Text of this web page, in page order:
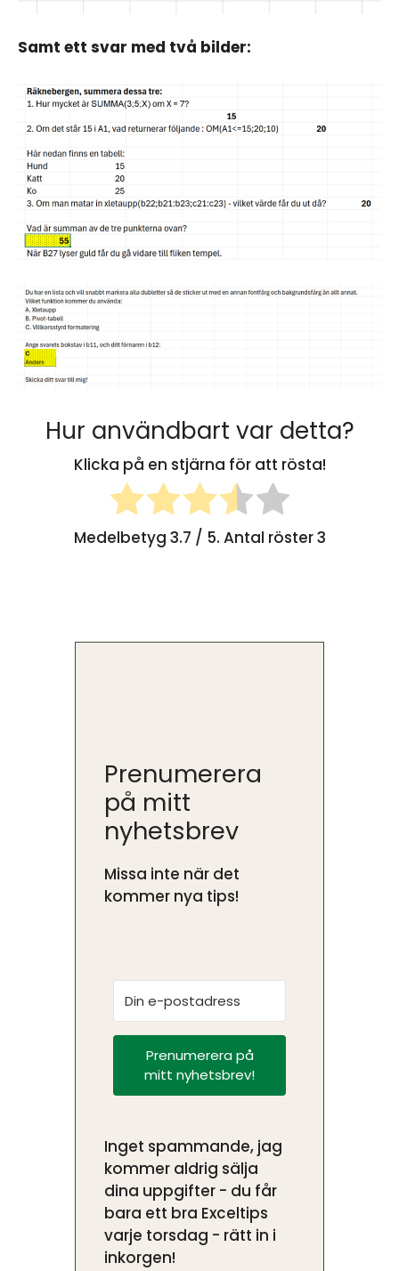
Samt ett svar med två bilder:
Hur användbart var detta?
Klicka på en stjärna för att rösta!
Medelbetyg 3.7 / 5. Antal röster3
Prenumerera
på mitt
nyhetsbrev
Missa inte när det
kommer nya tips!
Prenumerera på
mitt nyhetsbrev!
Inget spammande, jag
kommer aldrig sälja
dina uppgifter - du får
bara ett bra Exceltips
varje torsdag - rätt in i
inkorgen!